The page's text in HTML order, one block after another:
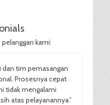
kami:
dan tim pemasangan
Prosesnya cepat
tidak mengalami
atas pelayanannya.”